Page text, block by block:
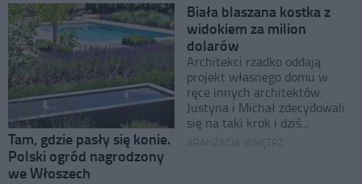
Tam, gdzie pasły się konie.
Polski ogród nagrodzony
we Włoszech
Biała blaszana kostka z
widokiem za milion
dolarów
Architekci rzadko oddają
projekt własnego domu w
ręce innych architektów.
Justyna i Michał zdecydowali
się na taki krok i dziś...